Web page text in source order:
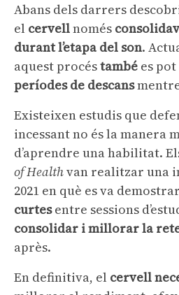
Abans dels darrers
el cervellnomés
durant l’etapa del son.
aquest procéstambé es
períodes de descans
Existeixen estudis que
incessant no és la manera
d’aprendre una habilitat.
of Healthvan realitzar una
2021 en què es va
curtesentre sessions
consolidar i millorar la
après.
En definitiva, el cervell